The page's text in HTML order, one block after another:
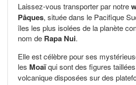
Laissez-vous transporter par notre
Pâques, située dans le Pacifique
îles les plus isolées de la planète
nom de Rapa Nui.
Elle est célèbre pour ses
les Moaïqui sont des figures
volcanique disposées sur des